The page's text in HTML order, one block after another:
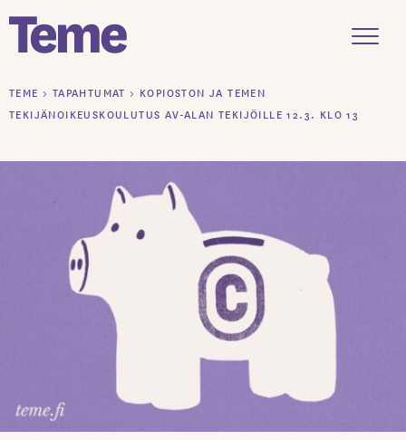
Siirry
sisältöön
TEME > TAPAHTUMAT > KOPIOSTON JA TEMEN
TEKIJÄNOIKEUSKOULUTUS AV-ALAN TEKIJÖILLE 12.3. KLO 13